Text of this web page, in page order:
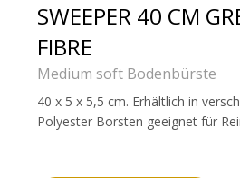
SWEEPER 40 CM
FIBRE
Medium soft Bodenbürste
40 x 5 x 5,5 cm. Erhältlich in
Polyester Borsten geeignet für